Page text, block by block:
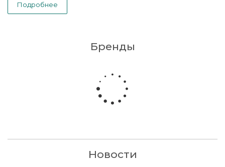
Подробнее
Бренды
Новости